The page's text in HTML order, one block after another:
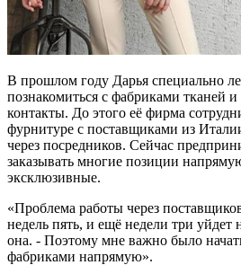
В прошлом году Дарья специально
познакомиться с фабриками тканей
контакты. До этого её фирма
фурнитуре с поставщиками из
через посредников. Сейчас
заказывать многие позиции
эксклюзивные.
«Проблема работы через
недель пять, и ещё недели три уйдет
она. - Поэтому мне важно было
фабриками напрямую».